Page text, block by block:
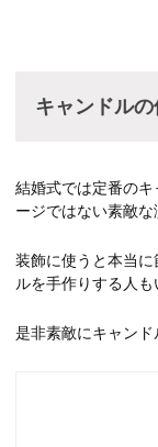
キャンドル
結婚式では定番の
ージではない素敵な
装飾に使うと本当
ルを手作りする人も
是非素敵にキャンド